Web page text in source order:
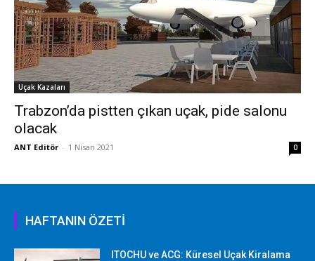
Uçak Kazaları
Trabzon’da pistten çıkan uçak, pide salonu
olacak
ANT Editör - 1 Nisan 2021 0
HAFTANIN ÖZETİ
ITOCHU ve ACG: Küresel Uçak Kiralama